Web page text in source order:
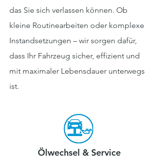
das Sie sich verlassen können. Ob
kleine Routinearbeiten oder komplexe
Instandsetzungen – wir sorgen dafür,
dass Ihr Fahrzeug sicher, effizient und
mit maximaler Lebensdauer unterwegs
ist.
Ölwechsel & Service